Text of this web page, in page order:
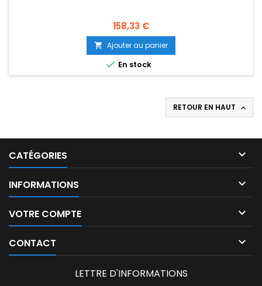
Prix
158,33 €
 Ajouter au panier
 En stock
RETOUR EN HAUT 
CATÉGORIES 
INFORMATIONS 
VOTRE COMPTE 
CONTACT 
LETTRE D'INFORMATIONS